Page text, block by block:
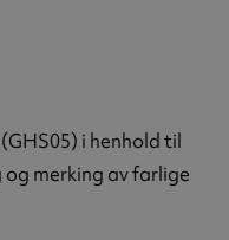
i henhold til
merking av farlige